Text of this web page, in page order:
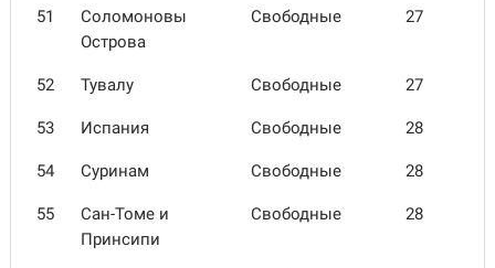
51
Соломо­новы
Острова
Свободные 27
52 Тувалу Свободные 27
53 Испания Свободные 28
54 Суринам Свободные 28
55
Сан-Томе и
Принсипи
Свободные 28